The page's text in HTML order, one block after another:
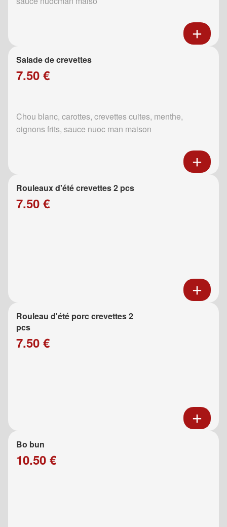
Salade de crevettes
7.50 €
Chou blanc, carottes, crevettes cuites, menthe,
oignons frits, sauce nuoc man maison
Rouleaux d'été crevettes 2 pcs
7.50 €
Rouleau d'été porc crevettes 2
pcs
7.50 €
Bo bun
10.50 €